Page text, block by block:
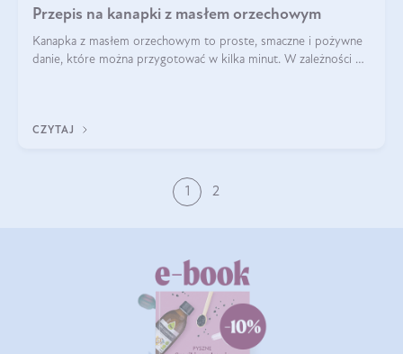
Przepis na kanapki z masłem orzechowym
Kanapka z masłem orzechowym to proste, smaczne i pożywne
danie, które można przygotować w kilka minut. W zależności od
CZYTAJ
1 2